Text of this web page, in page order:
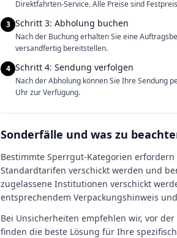
Direktfahrten-Service. Alle Preise sind
3 Schritt 3: Abholung buchen
Nach der Buchung erhalten Sie eine
versandfertig bereitstellen.
4 Schritt 4: Sendung verfolgen
Nach der Abholung können Sie Ihre Sendung
Uhr zur Verfügung.
Sonderfälle und was zu
Bestimmte Sperrgut-Kategorien
Standardtarifen verschickt werden und
zugelassene Institutionen verschickt
entsprechendem Verpackungshinweis
Bei Unsicherheiten empfehlen wir, vor
finden die beste Lösung für Ihre